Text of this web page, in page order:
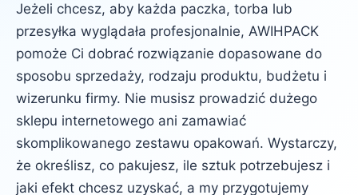
Jeżeli chcesz, aby każda paczka, torba lub
przesyłka wyglądała profesjonalnie, AWIHPACK
pomoże Ci dobrać rozwiązanie dopasowane do
sposobu sprzedaży, rodzaju produktu, budżetu i
wizerunku firmy. Nie musisz prowadzić dużego
sklepu internetowego ani zamawiać
skomplikowanego zestawu opakowań. Wystarczy,
że określisz, co pakujesz, ile sztuk potrzebujesz i
jaki efekt chcesz uzyskać, a my przygotujemy